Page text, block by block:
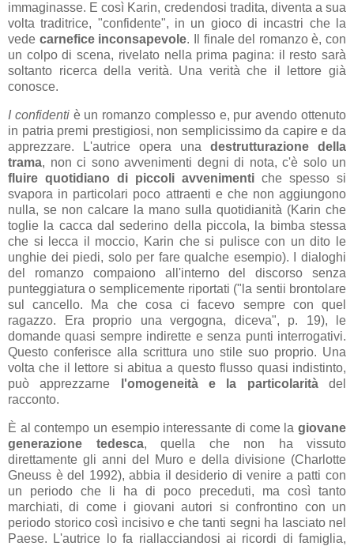
immaginasse. E così Karin, credendosi tradita, diventa a sua
volta traditrice, "confidente", in un gioco di incastri che la
vede carnefice inconsapevole. Il finale del romanzo è, con
un colpo di scena, rivelato nella prima pagina: il resto sarà
soltanto ricerca della verità. Una verità che il lettore già
conosce.
I confidentiè un romanzo complesso e, pur avendo ottenuto
in patria premi prestigiosi, non semplicissimo da capire e da
apprezzare. L'autrice opera una destrutturazione della
trama, non ci sono avvenimenti degni di nota, c'è solo un
fluire quotidiano di piccoli avvenimenti che spesso si
svapora in particolari poco attraenti e che non aggiungono
nulla, se non calcare la mano sulla quotidianità (Karin che
toglie la cacca dal sederino della piccola, la bimba stessa
che si lecca il moccio, Karin che si pulisce con un dito le
unghie dei piedi, solo per fare qualche esempio). I dialoghi
del romanzo compaiono all'interno del discorso senza
punteggiatura o semplicemente riportati ("la sentii brontolare
sul cancello. Ma che cosa ci facevo sempre con quel
ragazzo. Era proprio una vergogna, diceva", p. 19), le
domande quasi sempre indirette e senza punti interrogativi.
Questo conferisce alla scrittura uno stile suo proprio. Una
volta che il lettore si abitua a questo flusso quasi indistinto,
può apprezzarne
l'omogeneità e la particolaritàdel
racconto.
È al contempo un esempio interessante di come la giovane
generazione tedesca, quella che non ha vissuto
direttamente gli anni del Muro e della divisione (Charlotte
Gneuss è del 1992), abbia il desiderio di venire a patti con
un periodo che li ha di poco preceduti, ma così tanto
marchiati, di come i giovani autori si confrontino con un
periodo storico così incisivo e che tanti segni ha lasciato nel
Paese. L'autrice lo fa riallacciandosi ai ricordi di famiglia,